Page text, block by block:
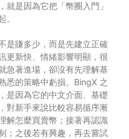
就是因為它把「幣圈入門」
。
是賺多少，而是先建立正確
更新快、情緒影響明顯，很
急著進場，卻沒有先理解基
悉的策略中虧損。BingX 之
是因為它的中文介面、基礎
對新手來說比較容易循序漸
解怎麼買賣幣；接著再認識
；之後若有興趣，再去嘗試